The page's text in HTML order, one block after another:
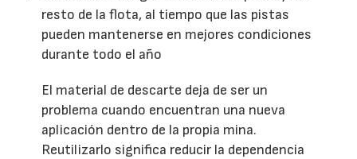
resto de la flota, al tiempo que las pistas
pueden mantenerse en mejores condiciones
durante todo el año
El material de descarte deja de ser un
problema cuando encuentran una nueva
aplicación dentro de la propia mina.
Reutilizarlo significa reducir la dependencia